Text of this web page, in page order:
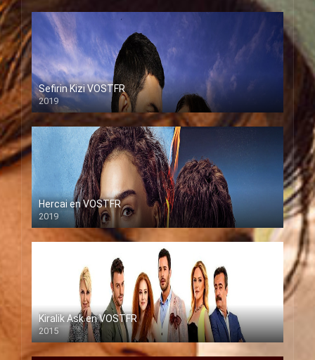
Sefirin Kizi VOSTFR
2019
Hercai en VOSTFR
2019
Kiralik Ask en VOSTFR
2015